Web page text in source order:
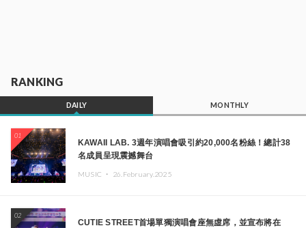
RANKING
DAILY MONTHLY
01
KAWAII LAB. 3週年演唱會吸引約20,000名粉絲！總計38
名成員呈現震撼舞台
MUSIC ・ 26.February.2025
02
CUTIE STREET首場單獨演唱會座無虛席，並宣布將在